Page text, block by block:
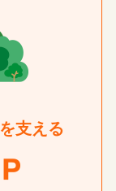
支える